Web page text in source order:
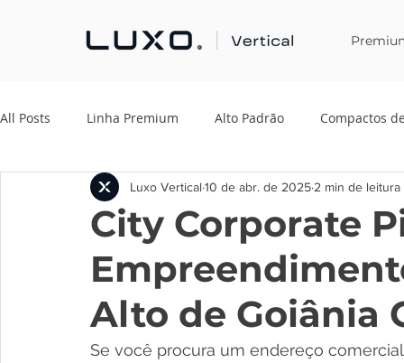
All Posts Linha Premium Alto Padrão Compactos
City Corporate
Alto de Goiânia
Luxo Vertical 10 de abr. de 2025 2 min de leitura
Se você procura um endereço